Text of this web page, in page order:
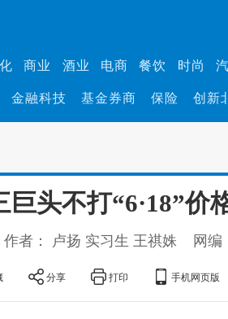
商业 酒业 电商 餐饮 时尚
金融科技 基金券商 保险 创新
巨头不打“6·18”价
作者： 卢扬 实习生 王祺姝 网编
分享 打印 手机网页版